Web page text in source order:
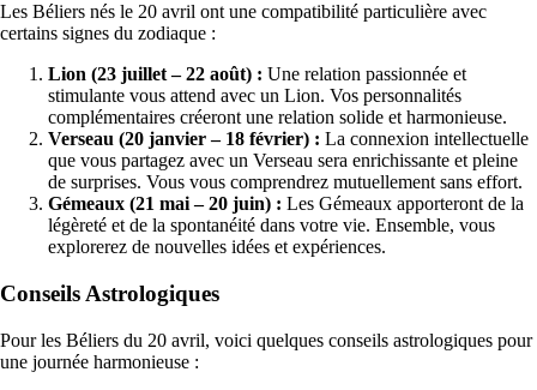
Les Béliers nés le 20 avril ont une compatibilité particulière avec
certains signes du zodiaque :
Lion (23 juillet – 22 août) : Une relation passionnée et
stimulante vous attend avec un Lion. Vos personnalités
complémentaires créeront une relation solide et harmonieuse.
Verseau (20 janvier – 18 février) : La connexion intellectuelle
que vous partagez avec un Verseau sera enrichissante et pleine
de surprises. Vous vous comprendrez mutuellement sans effort.
Gémeaux (21 mai – 20 juin) : Les Gémeaux apporteront de la
légèreté et de la spontanéité dans votre vie. Ensemble, vous
explorerez de nouvelles idées et expériences.
Conseils Astrologiques
Pour les Béliers du 20 avril, voici quelques conseils astrologiques pour
une journée harmonieuse :